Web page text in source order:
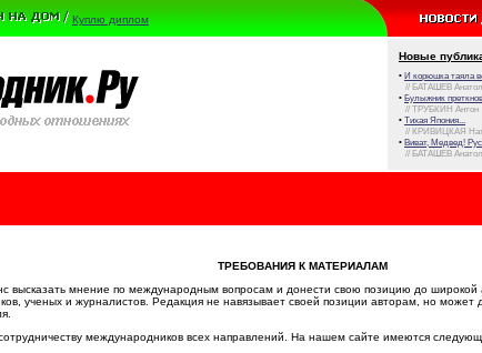
Куплю диплом
Новые
• И корюшка таяла
// БАТАШЕВ
• Булыжник
// ТРУБКИН Антон
• Тихая Япония...
// КРИВИЦКАЯ
• Виват, Медвед!
// БАТАШЕВ
ТРЕБОВАНИЯ К МАТЕРИАЛАМ
высказать мнение по международным вопросам и донести свою позицию до
ученых и журналистов. Редакция не навязывает своей позиции авторам, но
международников всех направлений. На нашем сайте имеются